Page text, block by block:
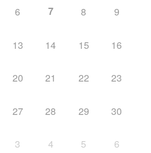
6 7 8 9
13 14 15 16
20 21 22 23
27 28 29 30
3 4 5 6